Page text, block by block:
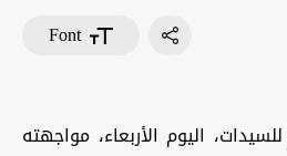
Font
اليوم الأربعاء، مواجهته